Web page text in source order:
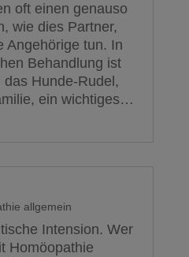
oft einen genauso
wie dies Partner,
Angehörige tun. In
Behandlung ist
Hunde-Rudel,
ein wichtiges…
allgemein
Intension. Wer
Homöopathie